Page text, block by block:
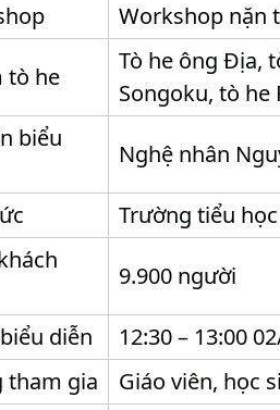
Workshop nặn
tò he
Tò he ông Địa,
Songoku, tò he
biểu
Nghệ nhân
Trường tiểu
9.900 người
diễn
12:30 – 13:00
gia
Giáo viên, học